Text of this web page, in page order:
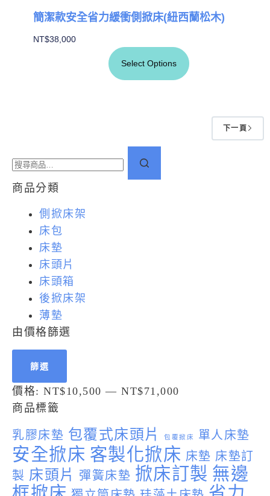
商品分類
側掀床架
床包
床墊
床頭片
床頭箱
後掀床架
薄墊
由價格篩選
篩選
價格: NT$10,500 — NT$71,000
商品標籤
乳膠床墊 包覆式床頭片 包覆掀床 單人床墊
安全掀床 客製化掀床 床墊 床墊訂
製 床頭片 彈簧床墊 掀床訂製 無邊
簡潔款安全省力緩衝側掀床(紐西蘭松木)
NT$38,000
Select Options
下一頁